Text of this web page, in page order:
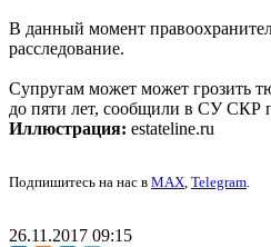
В данный момент
расследование.
Супругам может может грозить
до пяти лет, сообщили в СУ СКР
Иллюстрация: estateline.ru
Подпишитесь на нас в MAX, Telegram.
26.11.2017 09:15